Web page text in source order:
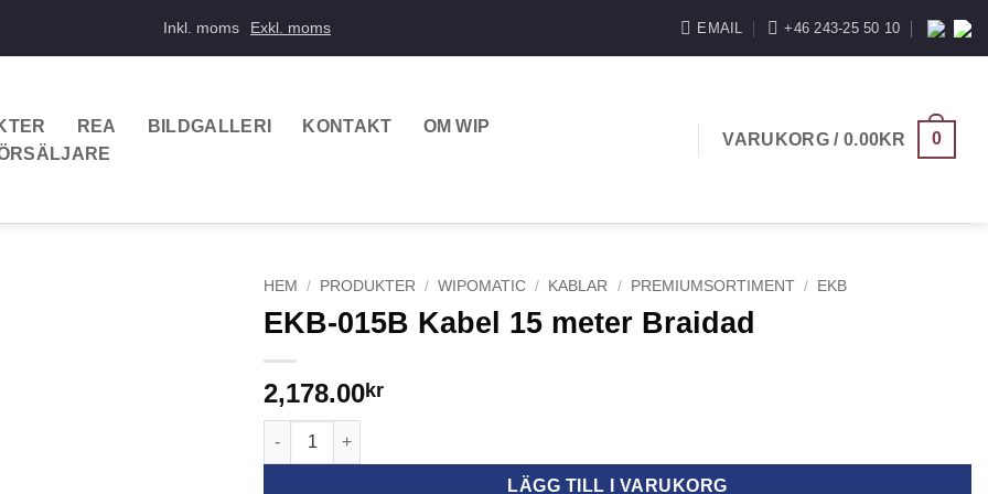
Inkl. moms Exkl. moms EMAIL +46 243-25 50 10
REA BILDGALLERI KONTAKT
OM WIP
VARUKORG / 0.00KR 0
HEM / PRODUKTER / WIPOMATIC / KABLAR / PREMIUMSORTIMENT / EKB
EKB-015B Kabel 15 meter Braidad
2,178.00kr
EKB-015B Kabel 15 meter Braidad mängd
LÄGG TILL I VARUKORG